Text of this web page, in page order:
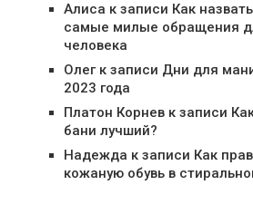
Алиса к записи Как
самые милые обращения
человека
Олегк записи Дни для
2023 года
Платон Корневк записи
бани лучший?
Надежда к записи Как
кожаную обувь в